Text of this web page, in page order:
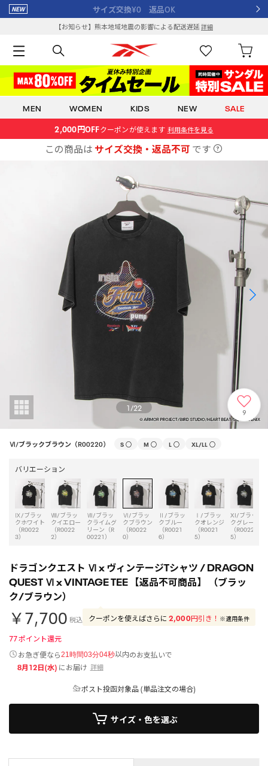
サイズ交換¥0 返品OK
【お知らせ】熊本地域地震の影響による配送遅延詳細
MEN WOMEN KIDS NEW SALE
2,000円OFFクーポンが使えます 利用条件を見る
この商品は サイズ交換・返品不可 です
1/22 9
Ⅵ/ブラックブラウン（R00220） S ○ M ○ L ○ XL/LL ○
バリエーション
Ⅸ/ブラッ
クホワイト
（R0022
3）
Ⅷ/ブラッ
クイエロー
（R0022
2）
Ⅶ/ブラッ
クライムグ
リーン（R
00221）
Ⅵ/ブラッ
クブラウン
（R0022
0）
Ⅱ/ブラッ
クブルー
（R0021
6）
Ⅰ/ブラッ
クオレンジ
（R0021
5）
XI/ブラッ
クグレー
（R0022
5）
ドラゴンクエスト Ⅵ x ヴィンテージTシャツ / DRAGON
QUEST Ⅵ x VINTAGE TEE 【返品不可商品】 （ブラッ
ク/ブラウン）
￥7,700 税込 クーポンを使えばさらに 2,000円引き！ ※適用条件
77ポイント還元
お急ぎ便なら21時間03分04秒以内のお支払いで
8月12日(水) にお届け 詳細
ポスト投函対象品 (単品注文の場合)
サイズ・色を選ぶ